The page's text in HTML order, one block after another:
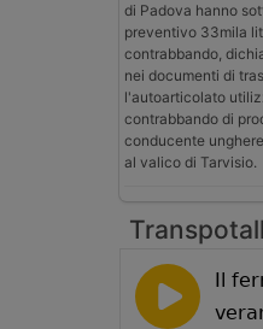
di Padova hanno
preventivo 33mila
contrabbando,
nei documenti di
l'autoarticolato
contrabbando di
conducente
al valico di Tarvisio.